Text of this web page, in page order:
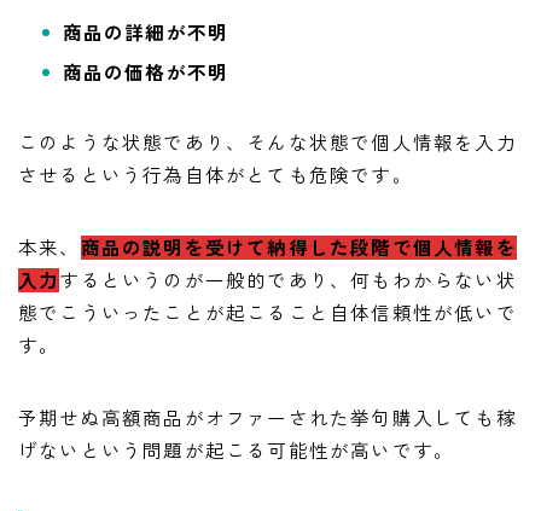
商品の詳細が不明
商品の価格が不明
このような状態であり、そんな状態で個人情報を入力
させるという行為自体がとても危険です。
本来、 商品の説明を受けて納得した段階で個人情報を
入力するというのが一般的であり、何もわからない状
態でこういったことが起こること自体信頼性が低いで
す。
予期せぬ高額商品がオファーされた挙句購入しても稼
げないという問題が起こる可能性が高いです。